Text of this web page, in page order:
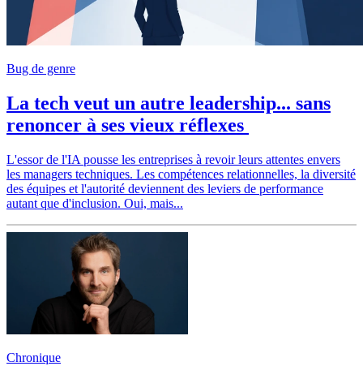
Bug de genre
La tech veut un autre leadership... sans
renoncer à ses vieux réflexes
L'essor de l'IA pousse les entreprises à revoir leurs attentes envers
les managers techniques. Les compétences relationnelles, la diversité
des équipes et l'autorité deviennent des leviers de performance
autant que d'inclusion. Oui, mais...
Chronique